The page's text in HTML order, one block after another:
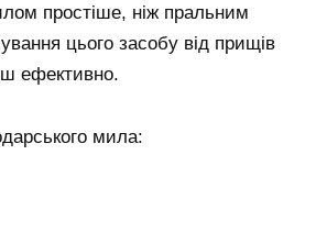
простіше, ніж пральним
цього засобу від прищів
ефективно.
мила: